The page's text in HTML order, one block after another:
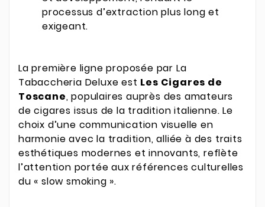
processus d’extraction plus long et
exigeant.
La première ligne proposée par La
Tabaccheria Deluxe est Les Cigares de
Toscane, populaires auprès des amateurs
de cigares issus de la tradition italienne. Le
choix d’une communication visuelle en
harmonie avec la tradition, alliée à des traits
esthétiques modernes et innovants, reflète
l’attention portée aux références culturelles
du « slow smoking ».